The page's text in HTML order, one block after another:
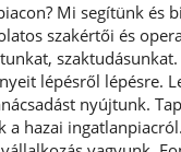
Mi segítünk és
szakértői és
lépésről lépésre.
nyújtunk.
a hazai